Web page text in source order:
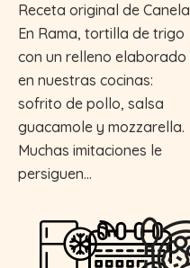
Receta original de Canela
En Rama, tortilla de trigo
con un relleno elaborado
en nuestras cocinas:
sofrito de pollo, salsa
guacamole y mozzarella.
Muchas imitaciones le
persiguen…